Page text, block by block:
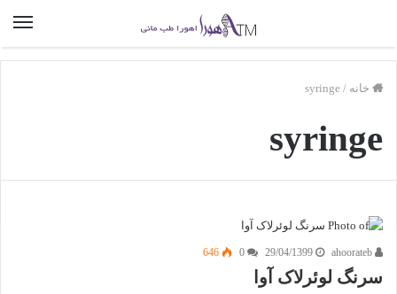
خانه /
syringe
syringe
29/04/1399
0
646
سرنگ لوئرلاک آوا